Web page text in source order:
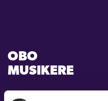
OBO
MUSIKERE